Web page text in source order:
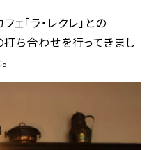
「ラ・レクレ」との
ち合わせを行ってきまし